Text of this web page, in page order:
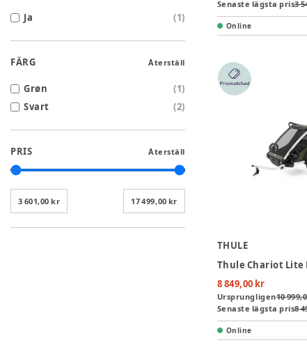
Ja (1)
FÄRG Återställ
Grøn (1)
Svart
(2)
PRIS Återställ
3 601,00 kr 17 499,00 kr
Senaste lägsta pris3
Online
THULE
8 849,00 kr
Ursprungligen10
Senaste lägsta pris8
Online